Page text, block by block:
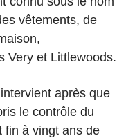
vêtements, de
Very et Littlewoods.
après que
le contrôle du
fin à vingt ans de